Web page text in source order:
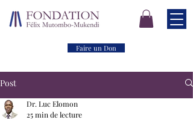
Faire un Don
Post
Dr. Luc Elomon
25 min de lecture